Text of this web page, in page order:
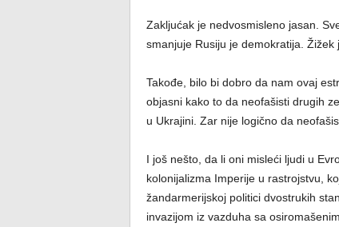
Zakljućak je nedvosmisleno jasan.
smanjuje Rusiju je demokratija.
Takođe, bilo bi dobro da nam ovaj
objasni kako to da neofašisti drugih
u Ukrajini. Zar nije logično da
I još nešto, da li oni misleći ljudi u
kolonijalizma Imperije u rastrojstvu,
žandarmerijskoj politici dvostrukih
invazijom iz vazduha sa